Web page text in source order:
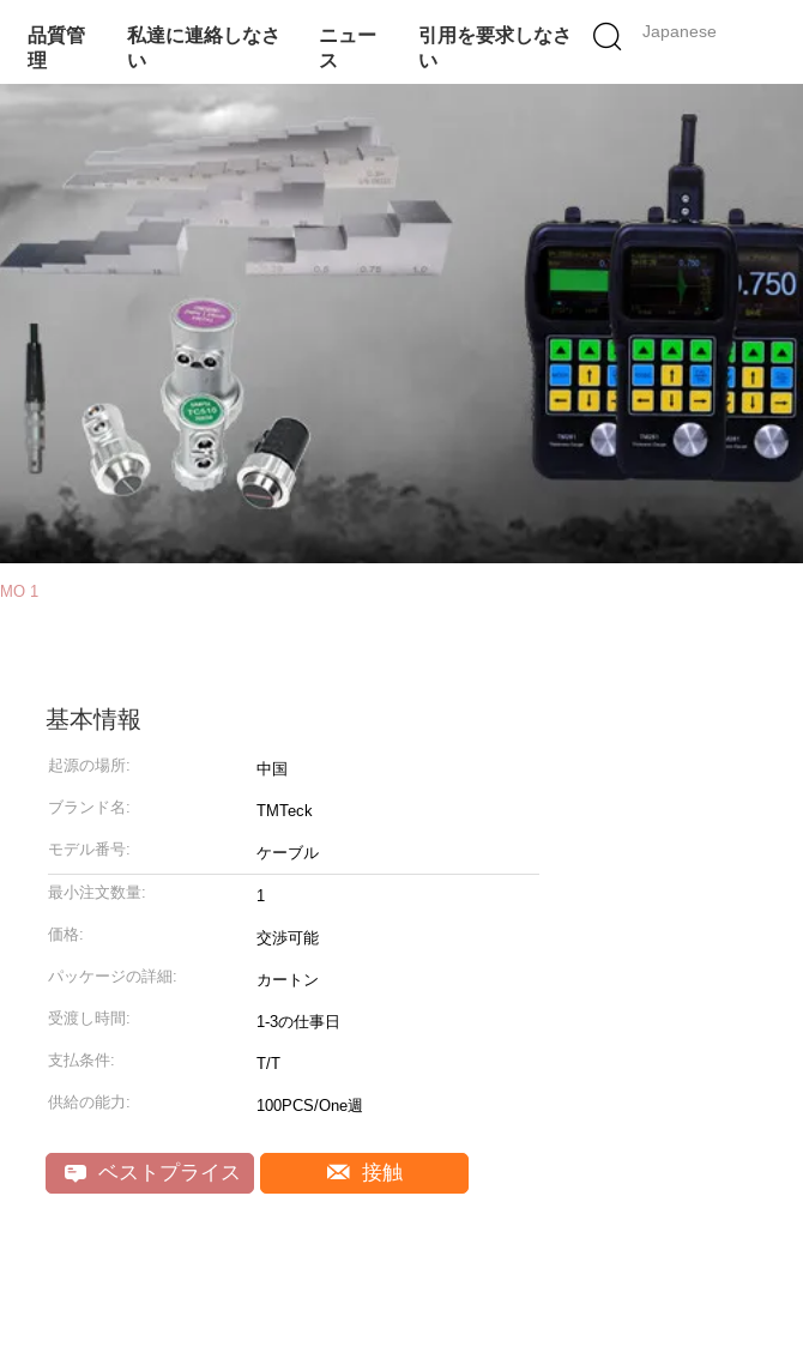
Japanese
品質管
理
私達に連絡しなさ
い
ニュー
ス
引用を要求しなさ
い
1
基本情報
起源の場所: 中国
ブランド名: TMTeck
モデル番号: ケーブル
最小注文数量: 1
価格: 交渉可能
パッケージの詳細: カートン
受渡し時間: 1-3の仕事日
支払条件: T/T
供給の能力: 100PCS/One週
ベストプライス 接触